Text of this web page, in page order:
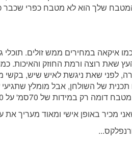
שלך הוא לא מטבח כפרי שכבר
איקאה במחירים ממש זולים. תוכלי
שאת רוצה ורמת החוזק והאיכות.
לפני שאת ניגשת לאיש שיש, בקשי
של השולחן, אבל מומלץ
רק במידות של 70סמ' על 90סמ'.
מכיר באופן אישי ומאוד מעריך את